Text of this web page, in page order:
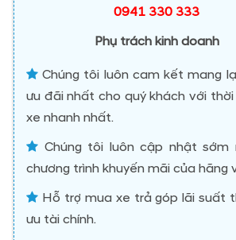
0941 330 333
Phụ trách kinh doanh
Chúng tôi luôn cam kết mang
ưu đãi nhất cho quý khách với thời
xe nhanh nhất.
Chúng tôi luôn cập nhật sớm
chương trình khuyến mãi của hãng
Hỗ trợ mua xe trả góp lãi suất
ưu tài chính.